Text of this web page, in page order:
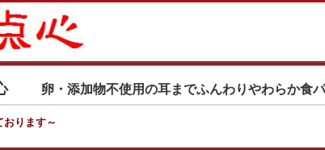
心 卵・添加物不使用の耳までふんわりやわらか食
おります～